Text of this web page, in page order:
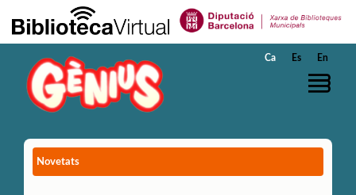
Salta al contingut principal
Ca Es En
Novetats